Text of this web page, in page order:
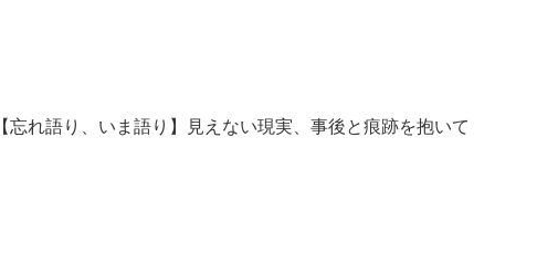
【忘れ語り、いま語り】見えない現実、事後と痕跡を抱いて